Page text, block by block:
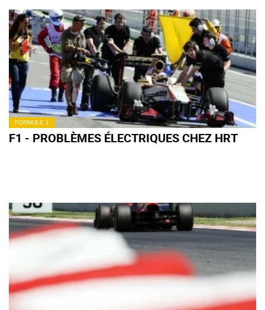
FORMULE 1
F1 - PROBLÈMES ÉLECTRIQUES CHEZ HRT